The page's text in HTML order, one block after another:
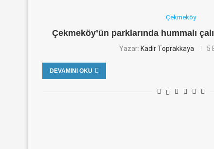
Çekmeköy
Çekmeköy’ün parklarında hummalı
Yazar: Kadir Toprakkaya 5
DEVAMINI OKU